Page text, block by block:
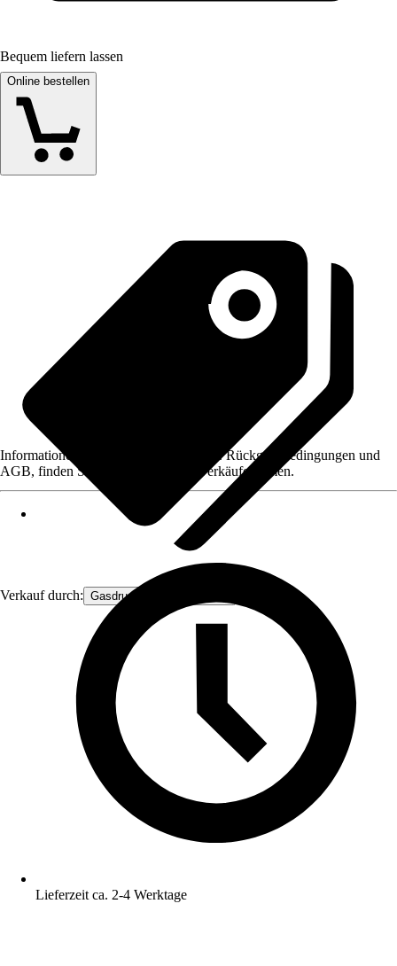
Bequem liefern lassen
Online bestellen
Verkauf durch: Gasdruckfeder Großhandel
Informationen des Verkäufers, wie z. B. Rückgabebedingungen und
AGB, finden Sie bei Klick auf den Verkäufernamen.
Lieferzeit ca. 2-4 Werktage